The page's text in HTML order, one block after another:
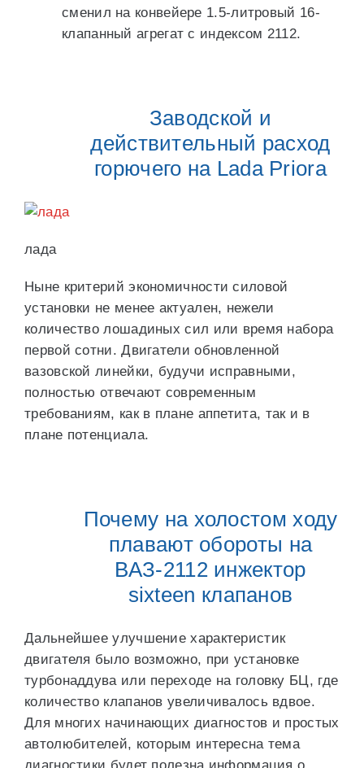
сменил на конвейере 1.5-литровый 16-
клапанный агрегат с индексом 2112.
Заводской и
действительный расход
горючего на Lada Priora
лада
Ныне критерий экономичности силовой
установки не менее актуален, нежели
количество лошадиных сил или время набора
первой сотни. Двигатели обновленной
вазовской линейки, будучи исправными,
полностью отвечают современным
требованиям, как в плане аппетита, так и в
плане потенциала.
Почему на холостом ходу
плавают обороты на
ВАЗ-2112 инжектор
sixteen клапанов
Дальнейшее улучшение характеристик
двигателя было возможно, при установке
турбонаддува или переходе на головку БЦ, где
количество клапанов увеличивалось вдвое.
Для многих начинающих диагностов и простых
автолюбителей, которым интересна тема